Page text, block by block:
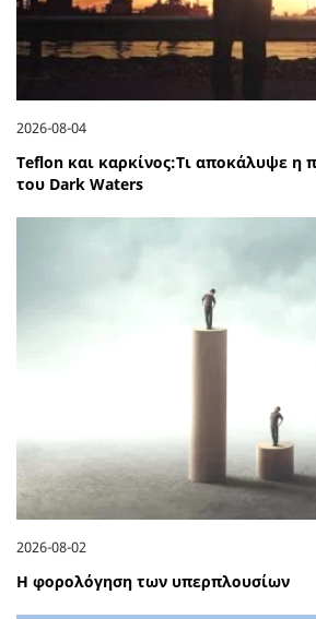
2026-08-04
Teflon και καρκίνος:Τι αποκάλυψε η
του Dark Waters
2026-08-02
Η φορολόγηση των υπερπλουσίων